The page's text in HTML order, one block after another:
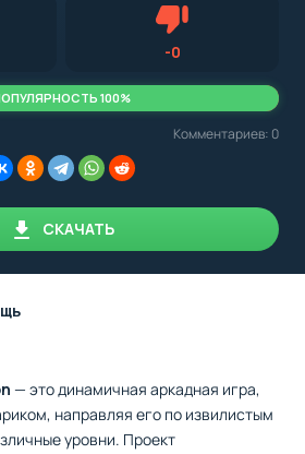
указываем
минимальные
необходимые
на установленную версию Android
необходимую версию для
-0Не нравится
100%
Комментариев: 0
СКАЧАТЬ
— это динамичная аркадная игра,
направляя его по извилистым
уровни. Проект